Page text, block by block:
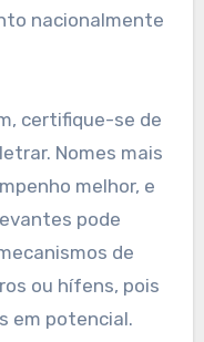
nacionalmente
certifique-se de
Nomes mais
melhor, e
pode
de
ou hífens, pois
em potencial.